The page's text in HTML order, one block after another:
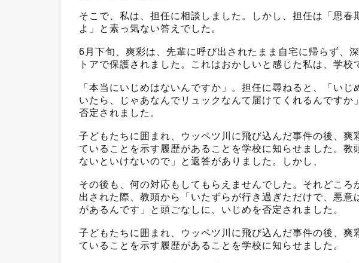
そこで、私は、担任に相談しました。しかし、担任は「思春
よ」と素っ気ない答えでした。
6月下旬、爽彩は、先輩に呼び出されたまま自宅に帰らず、
トアで保護されました。これはおかしいと感じた私は、学校
「本当にいじめはないんですか」。担任に尋ねると、「い
いたら、じゃあなんでリュックなんて届けてくれるんですか
否定されました。
子どもたちに囲まれ、ウッペツ川に飛び込んだ事件の後、爽
ていることを示す履歴があることを学校に知らせました。教
ないといけないので」と返答がありました。しかし、
その後も、何の対応もしてもらえませんでした。それどころ
出された際、教頭から「いたずらが行き過ぎただけで、悪意
があるんです」と頭ごなしに、いじめを否定されました。
子どもたちに囲まれ、ウッペツ川に飛び込んだ事件の後、爽
ていることを示す履歴があることを学校に知らせました。